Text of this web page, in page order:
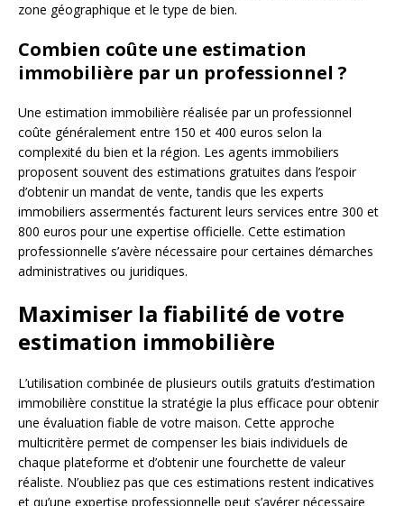
zone géographique et le type de bien.
Combien coûte une estimation
immobilière par un professionnel ?
Une estimation immobilière réalisée par un professionnel
coûte généralement entre 150 et 400 euros selon la
complexité du bien et la région. Les agents immobiliers
proposent souvent des estimations gratuites dans l’espoir
d’obtenir un mandat de vente, tandis que les experts
immobiliers assermentés facturent leurs services entre 300 et
800 euros pour une expertise officielle. Cette estimation
professionnelle s’avère nécessaire pour certaines démarches
administratives ou juridiques.
Maximiser la fiabilité de votre
estimation immobilière
L’utilisation combinée de plusieurs outils gratuits d’estimation
immobilière constitue la stratégie la plus efficace pour obtenir
une évaluation fiable de votre maison. Cette approche
multicritère permet de compenser les biais individuels de
chaque plateforme et d’obtenir une fourchette de valeur
réaliste. N’oubliez pas que ces estimations restent indicatives
et qu’une expertise professionnelle peut s’avérer nécessaire